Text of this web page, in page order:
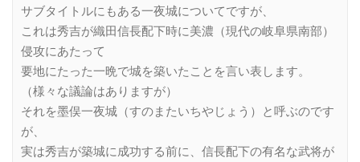
サブタイトルにもある一夜城についてですが、
これは秀吉が織田信長配下時に美濃（現代の岐阜県南部）
侵攻にあたって
要地にたった一晩で城を築いたことを言い表します。
（様々な議論はありますが）
それを墨俣一夜城（すのまたいちやじょう）と呼ぶのです
が、
実は秀吉が築城に成功する前に、信長配下の有名な武将が